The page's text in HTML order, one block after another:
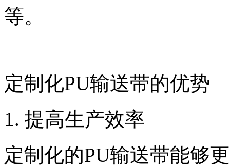
等。
定制化PU输送带的优势
1. 提高生产效率
定制化的PU输送带能够